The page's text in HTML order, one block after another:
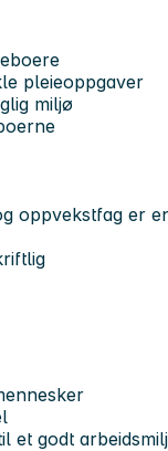
pleieoppgaver
miljø
oppvekstfag er
et godt